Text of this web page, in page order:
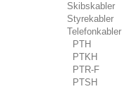
Skibskabler
Styrekabler
Telefonkabler
PTH
PTKH
PTR-F
PTSH